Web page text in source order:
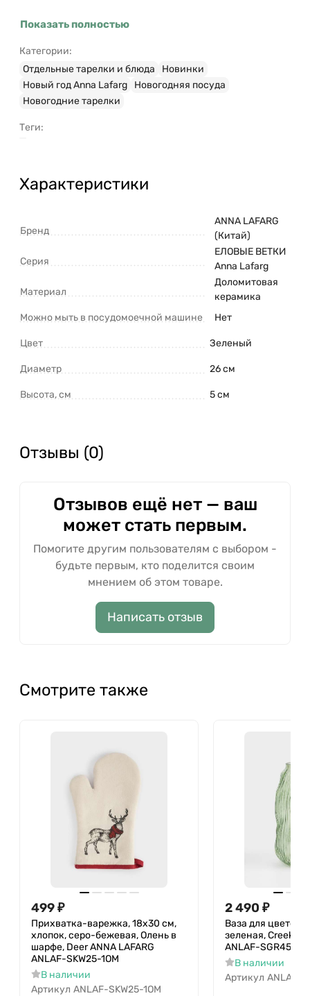
Показать полностью
Категории:
Отдельные тарелки и блюда
Новинки
Новый год Anna Lafarg
Новогодняя посуда
Новогодние тарелки
Теги:
Характеристики
Бренд
ANNA LAFARG
(Китай)
Серия
ЕЛОВЫЕ ВЕТКИ
Anna Lafarg
Материал
Доломитовая
керамика
Можно мыть в посудомоечной машине
Нет
Цвет Зеленый
Диаметр 26 см
Высота, см 5 см
Отзывы (0)
Отзывов ещё нет — ваш
может стать первым.
Помогите другим пользователям с выбором -
будьте первым, кто поделится своим
мнением об этом товаре.
Написать отзыв
Смотрите также
499₽
Прихватка-варежка, 18x30 см,
хлопок, серо-бежевая, Олень в
шарфе, Deer ANNA LAFARG
ANLAF-SKW25-1OM
В наличии
Артикул ANLAF-SKW25-1OM
2 490 ₽
Ваза для цветов
зеленая, Creek
ANLAF-SGR455
В наличии
Артикул ANLAF-